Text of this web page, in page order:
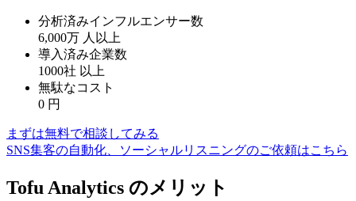
分析済みインフルエンサー数
6,000万 人以上
導入済み企業数
1000社 以上
無駄なコスト
0 円
まずは無料で相談してみる
SNS集客の自動化、ソーシャルリスニングのご依頼はこちら
Tofu Analytics のメリット